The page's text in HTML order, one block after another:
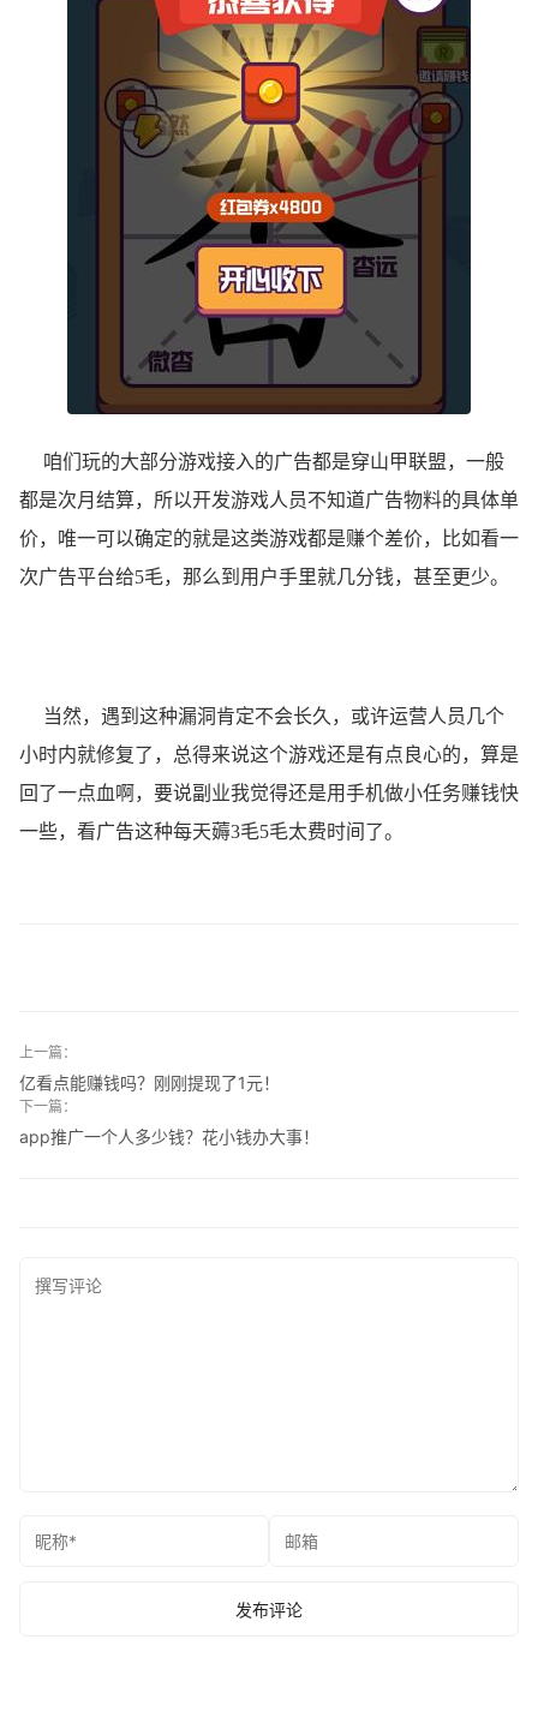
咱们玩的大部分游戏接入的广告都是穿山甲联盟，一般
都是次月结算，所以开发游戏人员不知道广告物料的具体单
价，唯一可以确定的就是这类游戏都是赚个差价，比如看一
次广告平台给5毛，那么到用户手里就几分钱，甚至更少。
当然，遇到这种漏洞肯定不会长久，或许运营人员几个
小时内就修复了，总得来说这个游戏还是有点良心的，算是
回了一点血啊，要说副业我觉得还是用手机做小任务赚钱快
一些，看广告这种每天薅3毛5毛太费时间了。
上一篇：
亿看点能赚钱吗？刚刚提现了1元！
下一篇：
app推广一个人多少钱？花小钱办大事！